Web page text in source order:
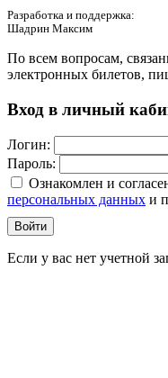
Разработка и поддержка:
Шадрин Максим
По всем вопросам,
электронных билетов,
Вход в личный
Логин:
Пароль:
Ознакомлен и
персональных данных и
Войти
Если у вас нет учетной